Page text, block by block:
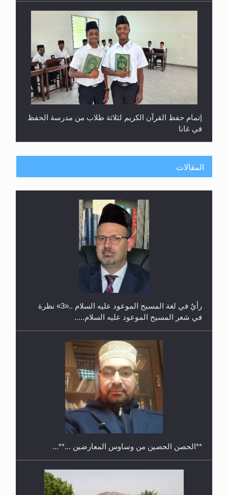
حفل توزيع الشهادات في الجامعة الأحمدية بنيجيريا لعام
2025
معرض القرآن الكريم لمدة ثلاثين يوما في مكتبة مدينة
ريهيماكي في فنلند
ندوة حول نظام الوصية في الجماعة الأحمدية في
شيتاغونغ – بنغلاديش
المقالات
**الحصن الحصين من وساوس المعارضين ...**...
متطلَّبات التّحريك الجديد...